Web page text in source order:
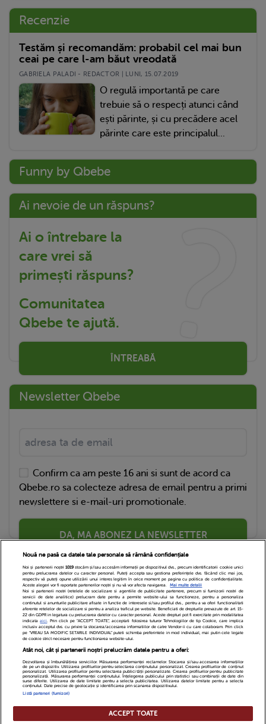
Recenzie
Testăm și recomandăm: probabil cel mai bun
ceai pe care l-am băut vreodată
GABRIELA PALADI - REDACTOR | LUNI, 15.07.2019
O regulă importantă pe care
trebuie să o respecți atunci când
ești părinte, și cu precădere acel
părinte care este principalul...
Funny by Qbebe
Ai nevoie de un răspuns?
Ai o întrebare la
care vrei să
primești răspuns?
Comunitatea
Qbebe te ajută.
ÎNTREABĂ
Newsletter Qbebe
Confirm ca am peste 16 ani si sunt de acord ca
Qbebe.ro sa colecteze adresa de email pentru a primi
newslettere si e-mail-uri promotionale.
DA, MA ABONEZ LA NEWSLETTER
Echipa Editoriala Newsletter
Contact
Cariere
Cookies
Politica de confidentialitate
DivaHair Cosmetics
Despre noi
Termeni si conditii
Nouă ne pasă ca datele tale personale să rămână confidențiale
Noi și partenerii noștri 1019stocăm și/sau accesăm informații pe dispozitivul dvs., precum identificatorii cookie unici
pentru prelucrarea datelor cu caracter personal. Puteți accepta sau gestiona preferințele dvs. făcând clic mai jos,
respectiv vă puteți opune utilizării unui interes legitim în orice moment pe pagina cu politica de confidențialitate.
Aceste alegeri vor fi raportate partenerilor noștri și nu vă vor afecta navigarea.
Mai multe detalii
Noi si partenerii nostri (retelele de socializare si agentiile de publicitate partenere, precum si furnizorii nostri de
servicii de date analitice) prelucram date pentru a permite website-ului sa functioneze, pentru a personaliza
continutul si anunturile publicitare afisate in functie de interesele si/sau profilul dvs., pentru a va oferi functionalitati
aferente retelelor de socializare si pentru a analiza traficul pe website. Beneficiati de drepturile prevazute de art. 15-
22 din GDPR in legatura cu prelucrarea datelor cu caracter personal. Aceste drepturi pot fi exercitate prin modalitatea
indicataaici. Prin click pe “ACCEPT TOATE”, acceptati folosirea tuturor Tehnologiilor de tip Cookie, care implica
inclusiv acceptul dvs. cu privire la stocarea/accesarea informatiilor de catre Vendor-ii cu care colaboram. Prin click
pe “VREAU SA MODIFIC SETARILE INDIVIDUAL” puteti schimba preferintele in mod individual, mai putin cele legate
de cookie strict necesare pentru functionarea website-ului.
Atât noi, cât și partenerii noștri prelucrăm datele pentru a oferi:
Dezvoltarea și îmbunătățirea serviciilor. Măsurarea performanței reclamelor. Stocarea și/sau accesarea informațiilor
de pe un dispozitiv. Utilizarea profilurilor pentru selectarea conținutului personalizat. Crearea profilurilor de conținut
personalizat. Utilizarea profilurilor pentru selectarea publicității personalizate. Crearea profilurilor pentru publicitate
personalizată. Măsurarea performanței conținutului. Înțelegerea publicului prin statistici sau combinații de date din
surse diferite. Utilizarea de date limitate pentru a selecta publicitatea. Utilizarea datelor limitate pentru a selecta
conținutul. Date precise de geolocație și identificarea prin scanarea dispozitivului.
Listă parteneri (furnizori)
ACCEPT TOATE